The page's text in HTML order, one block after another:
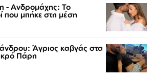
- Ανδρομάχης: Το
που μπήκε στη μέση
Άγριος καβγάς στα
Πάρη